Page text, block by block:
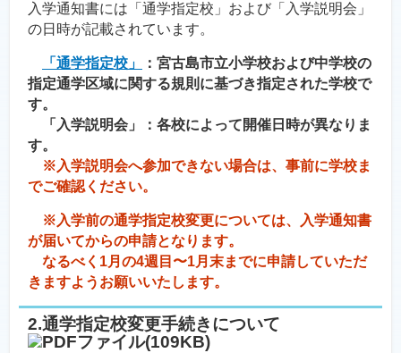
入学通知書には「通学指定校」および「入学説明会」
の日時が記載されています。
「通学指定校」
：宮古島市立小学校および中学校の
指定通学区域に関する規則に基づき指定された学校で
す。
「入学説明会」：各校によって開催日時が異なりま
す。
※入学説明会へ参加できない場合は、事前に学校ま
でご確認ください。
※入学前の通学指定校変更については、入学通知書
が届いてからの申請となります。
なるべく1月の4週目〜1月末までに申請していただ
きますようお願いいたします。
2.通学指定校変更手続きについて
(109KB)